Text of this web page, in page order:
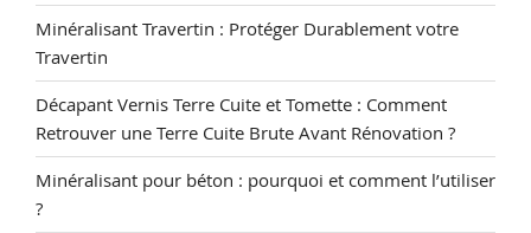
Minéralisant Travertin : Protéger Durablement votre
Travertin
Décapant Vernis Terre Cuite et Tomette : Comment
Retrouver une Terre Cuite Brute Avant Rénovation ?
Minéralisant pour béton : pourquoi et comment l’utiliser
?